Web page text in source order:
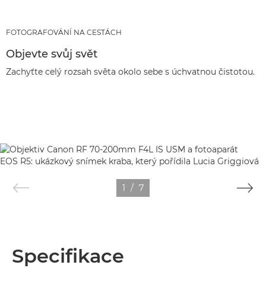
FOTOGRAFOVÁNÍ NA CESTÁCH
Objevte svůj svět
Zachyťte celý rozsah světa okolo sebe s úchvatnou čistotou.
1 / 7
Specifikace